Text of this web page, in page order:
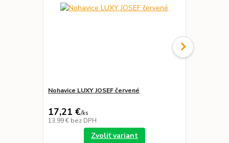
Nohavice LUXY JOSEF červené
17,21 €/ks
13,99 € bez DPH
Zvoliť variant